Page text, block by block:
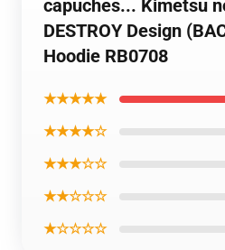
capuches... Kimetsu
DESTROY Design
Hoodie RB0708
★★★★★
★★★★☆
★★★☆☆
★★☆☆☆
★☆☆☆☆